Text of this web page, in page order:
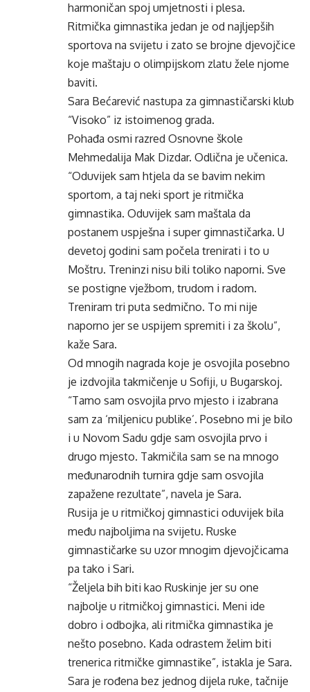
harmoničan spoj umjetnosti i plesa.
Ritmička gimnastika jedan je od najljepših
sportova na svijetu i zato se brojne djevojčice
koje maštaju o olimpijskom zlatu žele njome
baviti.
Sara Bećarević nastupa za gimnastičarski klub
“Visoko” iz istoimenog grada.
Pohađa osmi razred Osnovne škole
Mehmedalija Mak Dizdar. Odlična je učenica.
“Oduvijek sam htjela da se bavim nekim
sportom, a taj neki sport je ritmička
gimnastika. Oduvijek sam maštala da
postanem uspješna i super gimnastičarka. U
devetoj godini sam počela trenirati i to u
Moštru. Treninzi nisu bili toliko naporni. Sve
se postigne vježbom, trudom i radom.
Treniram tri puta sedmično. To mi nije
naporno jer se uspijem spremiti i za školu”,
kaže Sara.
Od mnogih nagrada koje je osvojila posebno
je izdvojila takmičenje u Sofiji, u Bugarskoj.
“Tamo sam osvojila prvo mjesto i izabrana
sam za ‘miljenicu publike’. Posebno mi je bilo
i u Novom Sadu gdje sam osvojila prvo i
drugo mjesto. Takmičila sam se na mnogo
međunarodnih turnira gdje sam osvojila
zapažene rezultate”, navela je Sara.
Rusija je u ritmičkoj gimnastici oduvijek bila
među najboljima na svijetu. Ruske
gimnastičarke su uzor mnogim djevojčicama
pa tako i Sari.
“Željela bih biti kao Ruskinje jer su one
najbolje u ritmičkoj gimnastici. Meni ide
dobro i odbojka, ali ritmička gimnastika je
nešto posebno. Kada odrastem želim biti
trenerica ritmičke gimnastike”, istakla je Sara.
Sara je rođena bez jednog dijela ruke, tačnije